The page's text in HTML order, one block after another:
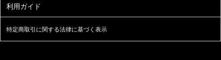
特定商取引に関する法律に基づく表示